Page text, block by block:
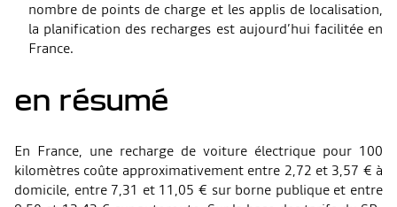
nombre de points de charge et les applis de localisation,
la planification des recharges est aujourd’hui facilitée en
France.
en résumé
En France, une recharge de voiture électrique pour 100
kilomètres coûte approximativement entre 2,72 et 3,57 € à
domicile, entre 7,31 et 11,05 € sur borne publique et entre